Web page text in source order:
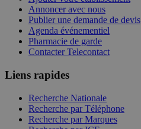
Annoncer avec nous
Publier une demande de devis
Agenda événementiel
Pharmacie de garde
Contacter Telecontact
Liens rapides
Recherche Nationale
Recherche par Téléphone
Recherche par Marques